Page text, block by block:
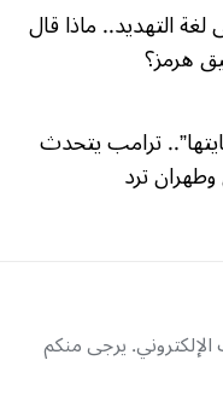
التهديد.. ماذا قال
هرمز؟
ترامب يتحدث
ترد
يرجى منكم